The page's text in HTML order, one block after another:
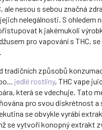
ale nesou s sebou značná
nelegálnosti. S ohledem
k jakémukoli
pro vapování s THC,
tradičních způsobů
jedlé rostliny, THC vape
která se vdechuje. Tato
pro svou diskrétnost a
se obvykle vyrábí
se vytvoří konopný extrakt